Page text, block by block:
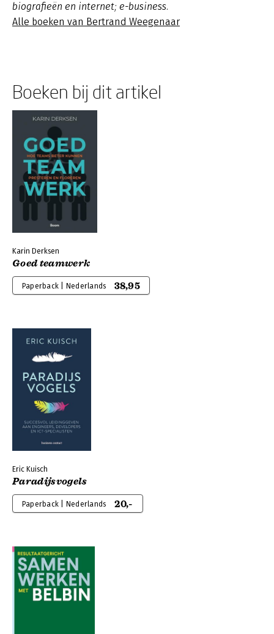
biografieën en internet; e-business.
Alle boeken van Bertrand Weegenaar
Boeken bij dit artikel
Karin Derksen
Goed teamwerk
Paperback | Nederlands 38,95
Eric Kuisch
Paradijsvogels
Paperback | Nederlands 20,-